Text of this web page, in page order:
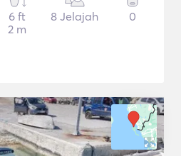
6 ft
2 m
8 Jelajah 0